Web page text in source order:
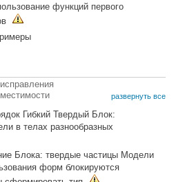
функций первого
развернуть все
Гибкий Твердый Блок:
в телах разнообразных
Блока: твердые частицы Модели
форм блокируются